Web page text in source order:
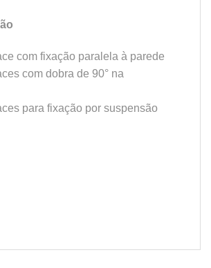
com fixação paralela à parede
com dobra de 90° na
para fixação por suspensão